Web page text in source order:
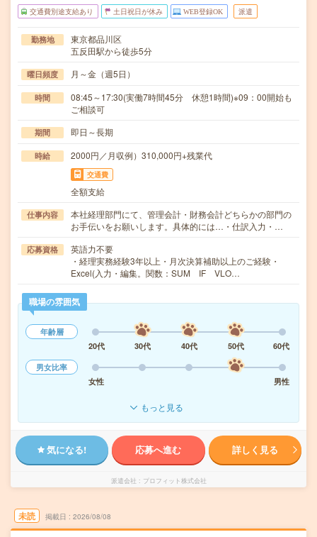
交通費別途支給あり 土日祝日が休み WEB登録OK 派遣
勤務地
東京都品川区
五反田駅から徒歩5分
曜日頻度 月～金（週5日）
時間
08:45～17:30(実働7時間45分 休憩1時間)※09：00開始も
ご相談可
期間 即日～長期
時給 2000円／月収例）310,000円+残業代
交通費
全額支給
仕事内容
本社経理部門にて、管理会計・財務会計どちらかの部門の
お手伝いをお願いします。具体的には…・仕訳入力・…
応募資格
英語力不要
・経理実務経験3年以上・月次決算補助以上のご経験・
Excel(入力・編集。関数：SUM IF VLO…
職場の雰囲気
年齢層
20代
30代 40代 50代
60代
男女比率
女性
男性
もっと見る
気になる! 応募へ進む 詳しく見る
派遣会社 プロフィット株式会社
未読 掲載日 2026/08/08